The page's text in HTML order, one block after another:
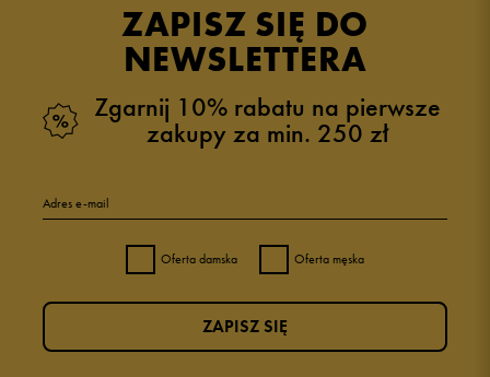
ZAPISZ SIĘ DO
NEWSLETTERA
Zgarnij 10% rabatu na pierwsze
zakupy za min. 250 zł
Adres e-mail
Oferta damska Oferta męska
ZAPISZ SIĘ